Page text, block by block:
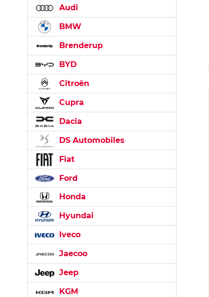
Audi
BMW
Brenderup
BYD
Citroën
Cupra
Dacia
DS Automobiles
Fiat
Ford
Honda
Hyundai
Iveco
Jaecoo
Jeep
KGM